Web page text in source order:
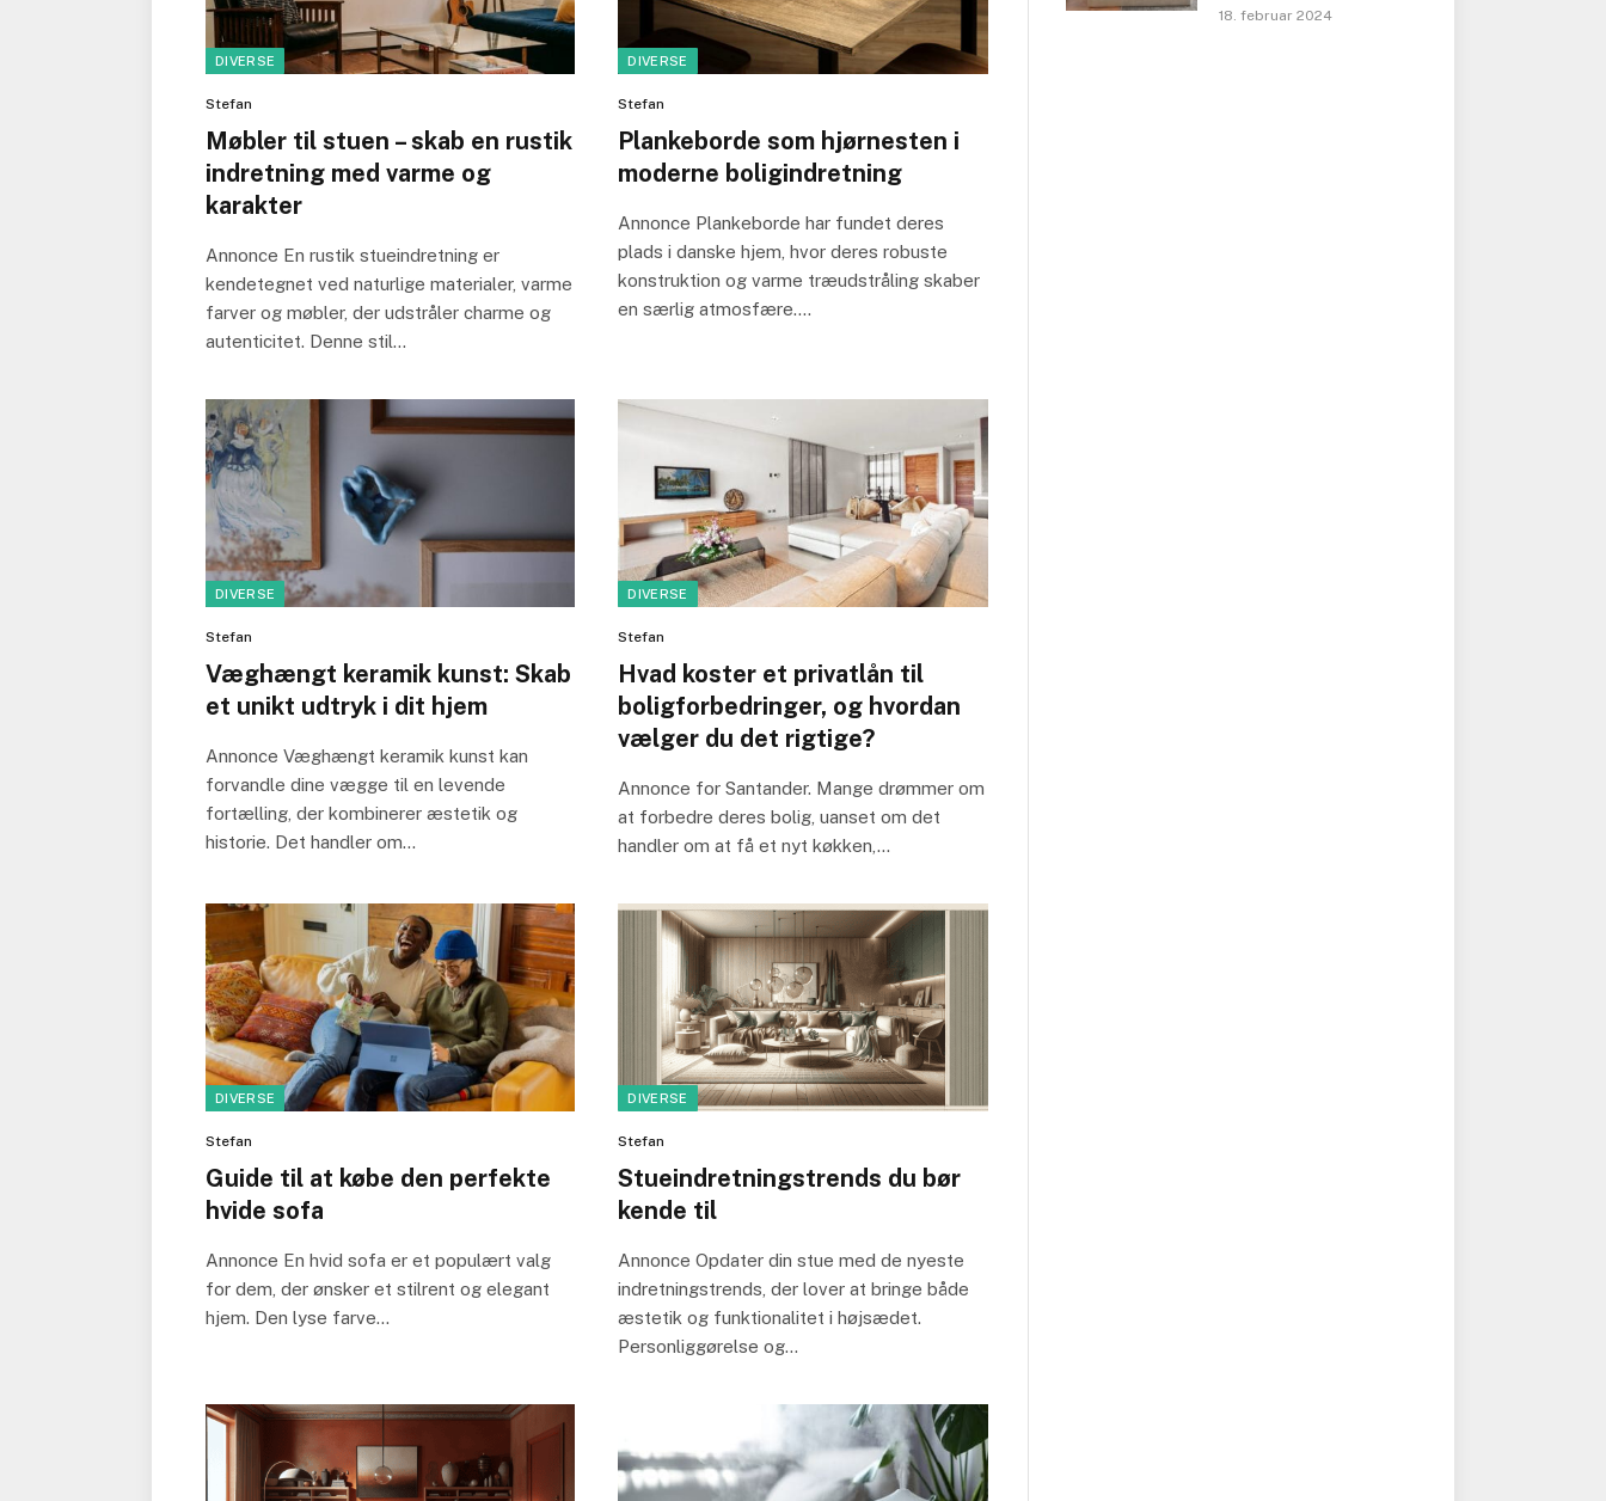
DIVERSE
Stefan
Møbler til stuen – skab en rustik
indretning med varme og
karakter
Annonce En rustik stueindretning er
kendetegnet ved naturlige materialer, varme
farver og møbler, der udstråler charme og
autenticitet. Denne stil…
DIVERSE
Stefan
Plankeborde som hjørnesten i
moderne boligindretning
Annonce Plankeborde har fundet deres
plads i danske hjem, hvor deres robuste
konstruktion og varme træudstråling skaber
en særlig atmosfære.…
DIVERSE
Stefan
Væghængt keramik kunst: Skab
et unikt udtryk i dit hjem
Annonce Væghængt keramik kunst kan
forvandle dine vægge til en levende
fortælling, der kombinerer æstetik og
historie. Det handler om…
DIVERSE
Stefan
Hvad koster et privatlån til
boligforbedringer, og hvordan
vælger du det rigtige?
Annonce for Santander. Mange drømmer om
at forbedre deres bolig, uanset om det
handler om at få et nyt køkken,…
DIVERSE
Stefan
Guide til at købe den perfekte
hvide sofa
Annonce En hvid sofa er et populært valg
for dem, der ønsker et stilrent og elegant
hjem. Den lyse farve…
DIVERSE
Stefan
Stueindretningstrends du bør
kende til
Annonce Opdater din stue med de nyeste
indretningstrends, der lover at bringe både
æstetik og funktionalitet i højsædet.
Personliggørelse og…
18. februar 2024